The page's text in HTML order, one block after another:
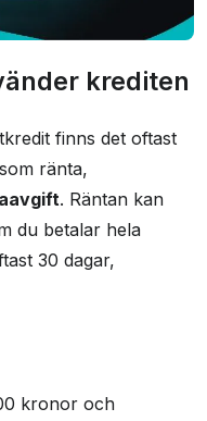
krediten
finns det oftast
ränta,
. Räntan kan
du betalar hela
30 dagar,
kronor och